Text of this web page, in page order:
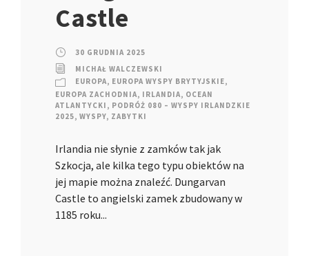
Castle
30 GRUDNIA 2025
MICHAŁ WALCZEWSKI
EUROPA, EUROPA WYSPY BRYTYJSKIE,
EUROPA ZACHODNIA, IRLANDIA, OCEAN
ATLANTYCKI , PODRÓŻ 080 – WYSPY IRLANDZKIE
2025, WYSPY, ZABYTKI
Irlandia nie słynie z zamków tak jak
Szkocja, ale kilka tego typu obiektów na
jej mapie można znaleźć. Dungarvan
Castle to angielski zamek zbudowany w
1185 roku...